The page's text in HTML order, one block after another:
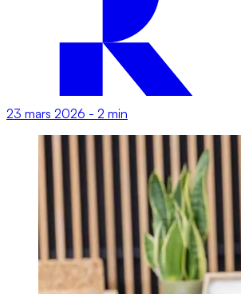
23 mars 2026 - 2 min